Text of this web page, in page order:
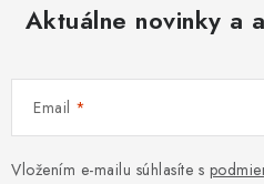
Aktuálne novinky a
Email
Vložením e-mailu súhlasíte s